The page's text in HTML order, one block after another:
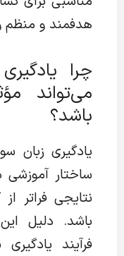
هدفمند و منظم
چرا
می‌تواند
باشد؟
یادگیری زبان
ساختار آموزشی
نتایجی فراتر
باشد. دلیل
فرآیند